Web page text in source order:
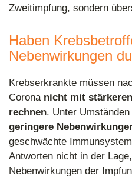
Zweitimpfung, sondern
Haben
Nebenwirkungen
Krebserkrankte müssen
Corona nicht mit
rechnen. Unter
geringere
geschwächte
Antworten nicht in der
Nebenwirkungen der